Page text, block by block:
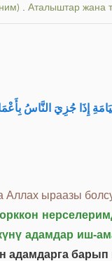
. Аталыштар жана
إِذَا جُزِيَ النَّاسُ
Аллах ыраазы
адамдар иш-
адамдарга барып